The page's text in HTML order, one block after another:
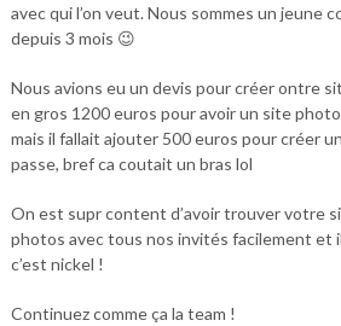
avec qui l’on veut. Nous sommes un jeune
depuis 3 mois 😉
Nous avions eu un devis pour créer ontre
en gros 1200 euros pour avoir un site
mais il fallait ajouter 500 euros pour créer
passe, bref ca coutait un bras lol
On est supr content d’avoir trouver votre
photos avec tous nos invités facilement et
c’est nickel !
Continuez comme ça la team !